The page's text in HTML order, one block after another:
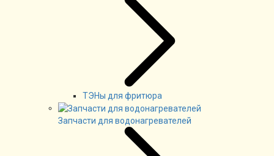
ТЭНы для фритюра
Запчасти для водонагревателей